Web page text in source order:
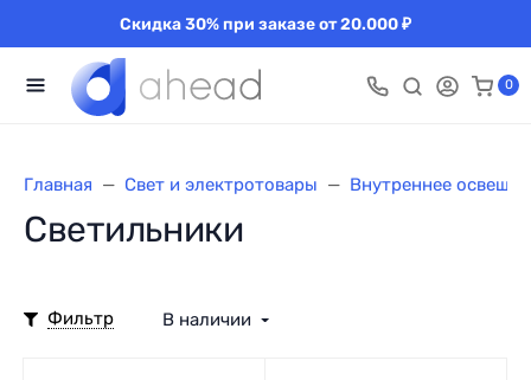
Скидка 30% при заказе от 20.000 ₽
0
Главная Свет и электротовары Внутреннее
Светильники
Фильтр В наличии